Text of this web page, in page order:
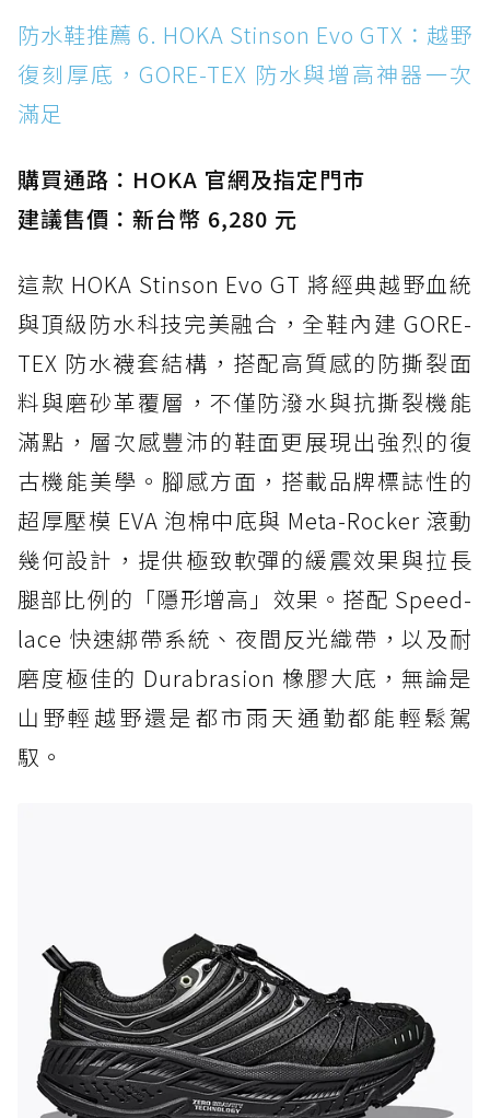
防水鞋推薦 6. HOKA Stinson Evo GTX：越野
復刻厚底，GORE-TEX 防水與增高神器一次
滿足
購買通路：HOKA 官網及指定門市
建議售價：新台幣 6,280 元
這款 HOKA Stinson Evo GT 將經典越野血統
與頂級防水科技完美融合，全鞋內建 GORE-
TEX 防水襪套結構，搭配高質感的防撕裂面
料與磨砂革覆層，不僅防潑水與抗撕裂機能
滿點，層次感豐沛的鞋面更展現出強烈的復
古機能美學。腳感方面，搭載品牌標誌性的
超厚壓模 EVA 泡棉中底與 Meta-Rocker 滾動
幾何設計，提供極致軟彈的緩震效果與拉長
腿部比例的「隱形增高」效果。搭配 Speed-
lace 快速綁帶系統、夜間反光織帶，以及耐
磨度極佳的 Durabrasion 橡膠大底，無論是
山野輕越野還是都市雨天通勤都能輕鬆駕
馭。